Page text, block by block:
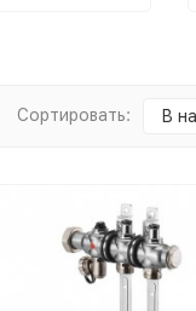
Сортировать: В